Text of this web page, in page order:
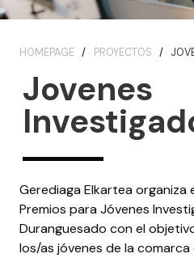
HOMEPAGE PROYECTOS
Jovenes
Gerediaga Elkartea
Premios para Jóvenes
Duranguesado con el
los/as jóvenes de la